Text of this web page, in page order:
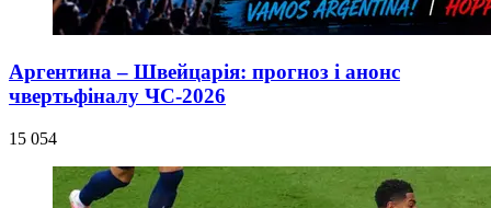
Аргентина – Швейцарія: прогноз і анонс
чвертьфіналу ЧС-2026
15 054